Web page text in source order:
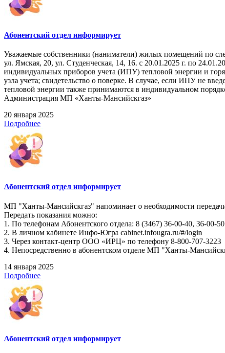
Абонентский отдел информирует
Уважаемые собственники (наниматели) жилых помещений по
ул. Ямская, 20, ул. Студенческая, 14, 16. с 20.01.2025 г. по
индивидуальных приборов учета (ИПУ) тепловой энергии и
узла учета; свидетельство о поверке. В случае, если ИПУ не
тепловой энергии также принимаются в индивидуальном
Администрация МП «Ханты-Мансийскгаз»
20 января 2025
Подробнее
Абонентский отдел информирует
МП "Ханты-Мансийскгаз" напоминает о необходимости
Передать показания можно:
1. По телефонам Абонентского отдела: 8 (3467) 36-00-40, 36-00-50
2. В личном кабинете Инфо-Югра cabinet.infougra.ru/#/login
3. Через контакт-центр ООО «ИРЦ» по телефону 8-800-707-3223
4. Непосредственно в абонентском отделе МП "Ханты-
14 января 2025
Подробнее
Абонентский отдел информирует